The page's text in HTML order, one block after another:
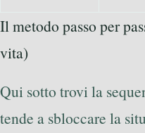
Il metodo passo per
vita)
Qui sotto trovi la
tende a sbloccare la